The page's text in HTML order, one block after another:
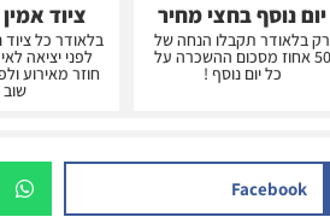
יום נוסף בחצי מחיר
רק בלאודר תקבלו הנחה של
50 אחוז מסכום ההשכרה על
כל יום נוסף !
ציוד
בלאודר כל
לפני יציאה
חוזר מאירוע
שוב
Facebook